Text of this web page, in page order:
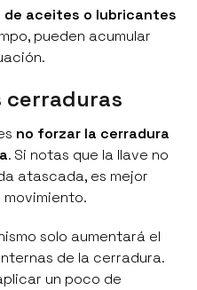
de aceites o lubricantes
pueden acumular
cerraduras
no forzar la cerradura
. Si notas que la llave no
atascada, es mejor
solo aumentará el
de la cerradura.
un poco de